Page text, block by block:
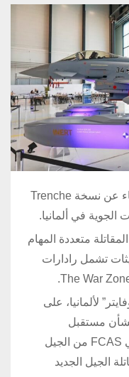
كشفت شركة Airbus للدفاع والفضاء عن نسخة Trenche
متعددة المهام
تشمل رادارات
لألمانيا، على
مستقبل
برنامج نظام القتال الجوي المستقبلي FCAS من الجيل
الجيل الجديد